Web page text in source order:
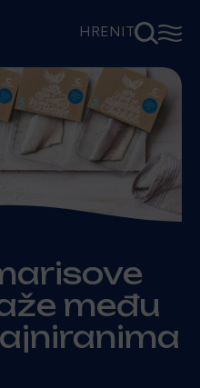
HREN IT⚲☰
među